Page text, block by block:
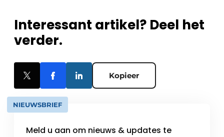
Interessant artikel? Deel het
verder.
Kopieer
NIEUWSBRIEF
Meld u aan om nieuws & updates te